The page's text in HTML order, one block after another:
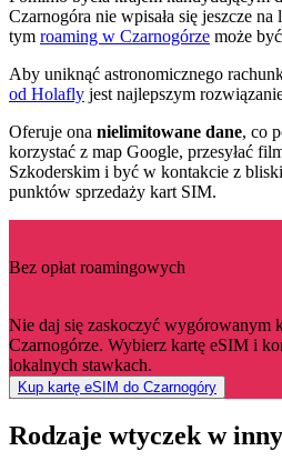
Czarnogóra nie wpisała się jeszcze
tym roaming w Czarnogórze może
Aby uniknąć astronomicznego
od Holafly jest najlepszym
Oferuje ona nielimitowane dane, co
korzystać z map Google, przesyłać
Szkoderskim i być w kontakcie z
punktów sprzedaży kart SIM.
Bez opłat roamingowych
Nie daj się zaskoczyć wygórowanym
Czarnogórze. Wybierz kartę eSIM i
lokalnych stawkach.
Kup kartę eSIM do Czarnogóry
Rodzaje wtyczek w